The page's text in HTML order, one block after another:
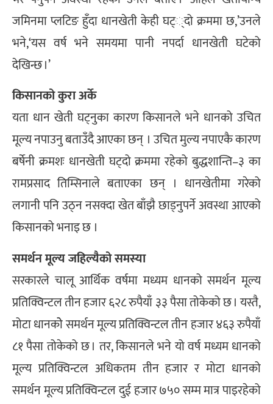
जमिनमा प्लटिङ हुँदा धानखेती केही घट््दो क्रममा छ,’उनले
भने,‘यस वर्ष भने समयमा पानी नपर्दा धानखेती घटेको
देखिन्छ ।’
किसानको कुरा अर्के
यता धान खेती घट्नुका कारण किसानले भने धानको उचित
मूल्य नपाउनु बताउँदै आएका छन् । उचित मुल्य नपाएकै कारण
बर्षेनी क्रमशः धानखेती घट्दो क्रममा रहेको बुद्धशान्ति–३ का
रामप्रसाद तिम्सिनाले बताएका छन् । धानखेतीमा गरेको
लगानी पनि उठ्न नसक्दा खेत बाँझै छाड्नुपर्ने अवस्था आएको
किसानको भनाइ छ ।
समर्थन मूल्य जहिल्यैको समस्या
सरकारले चालू आर्थिक वर्षमा मध्यम धानको समर्थन मूल्य
प्रतिक्विन्टल तीन हजार ६२८ रुपैयाँ ३३ पैसा तोकेको छ । यस्तै,
मोटा धानकोे समर्थन मूल्य प्रतिक्विन्टल तीन हजार ४६३ रुपैयाँ
८१ पैसा तोकेको छ । तर, किसानले भने यो वर्ष मध्यम धानको
मूल्य प्रतिक्विन्टल अधिकतम तीन हजार र मोटा धानको
समर्थन मूल्य प्रतिक्विन्टल दुई हजार ७५० सम्म मात्र पाइरहेको